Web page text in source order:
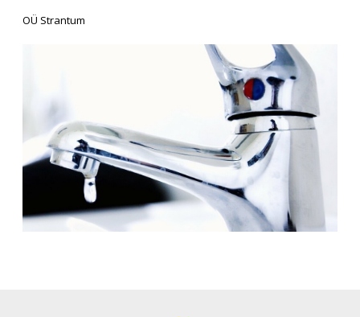
OÜ Strantum